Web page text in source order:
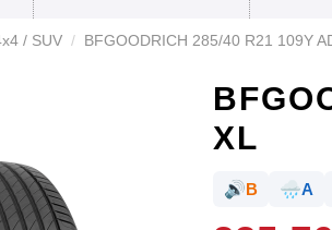
/ SUV BFGOODRICH 285/40 R21 109Y
XL
🔊B 🌧️A